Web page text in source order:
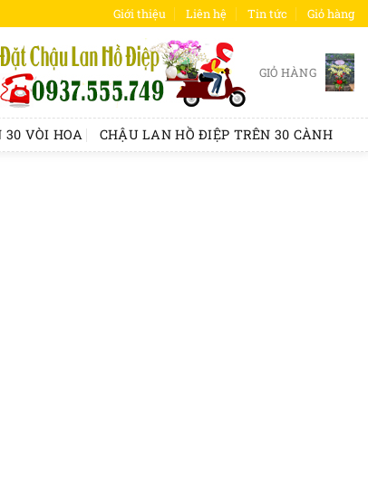
Giới thiệu Liên hệ Tin tức Giỏ hàng
GIỎ HÀNG
30 VÒI HOA CHẬU LAN HỒ ĐIỆP TRÊN 30 CÀNH